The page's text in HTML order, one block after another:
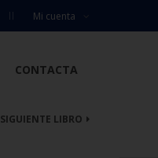
Mi cuenta
CONTACTA
SIGUIENTE LIBRO